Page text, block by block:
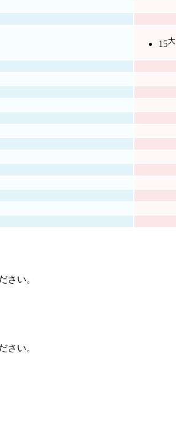
15大
さい。
さい。